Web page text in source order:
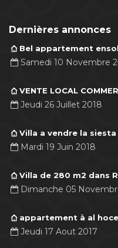
Dernières annonces
Bel appartement
Samedi 10 Novembre
VENTE LOCAL
Jeudi 26 Juillet 2018
Villa a vendre la
Mardi 19 Juin 2018
Villa de 280 m2 dans
Dimanche 05
appartement à al
Jeudi 17 Aout 2017